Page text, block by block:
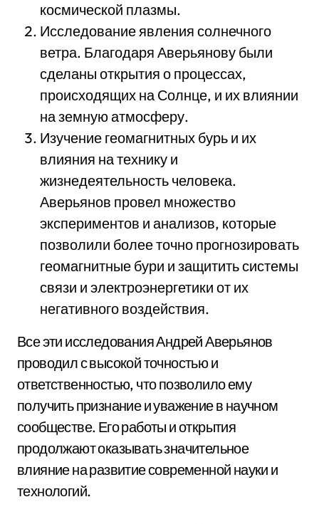
космической плазмы.
Исследование явления солнечного
ветра. Благодаря Аверьянову были
сделаны открытия о процессах,
происходящих на Солнце, и их влиянии
на земную атмосферу.
Изучение геомагнитных бурь и их
влияния на технику и
жизнедеятельность человека.
Аверьянов провел множество
экспериментов и анализов, которые
позволили более точно прогнозировать
геомагнитные бури и защитить системы
связи и электроэнергетики от их
негативного воздействия.
Все эти исследования Андрей Аверьянов
проводил с высокой точностью и
ответственностью, что позволило ему
получить признание и уважение в научном
сообществе. Его работы и открытия
продолжают оказывать значительное
влияние на развитие современной науки и
технологий.